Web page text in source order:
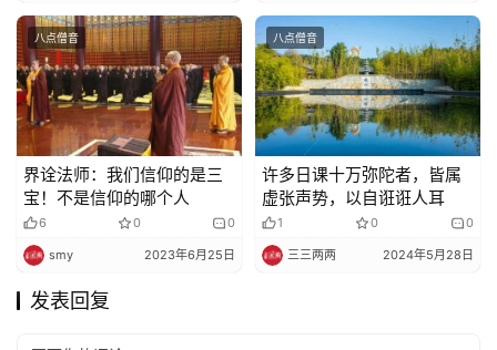
八点僧音
界诠法师：我们信仰的是三
宝！不是信仰的哪个人
6 0 0
smy 2023年6月25日
八点僧音
许多日课十万弥陀者，皆属
虚张声势，以自诳诳人耳
1 0 0
三三两两 2024年5月28日
发表回复